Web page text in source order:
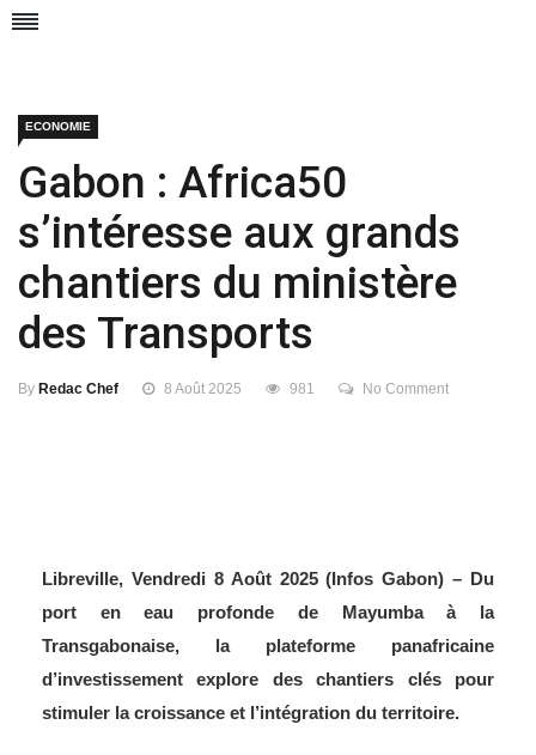
ECONOMIE
Gabon : Africa50
s’intéresse aux grands
chantiers du ministère
des Transports
By Redac Chef 8 Août 2025 981 No Comment
Libreville, Vendredi 8 Août 2025 (Infos Gabon) – Du
port en eau profonde de Mayumba à la
Transgabonaise, la plateforme panafricaine
d’investissement explore des chantiers clés pour
stimuler la croissance et l’intégration du territoire.